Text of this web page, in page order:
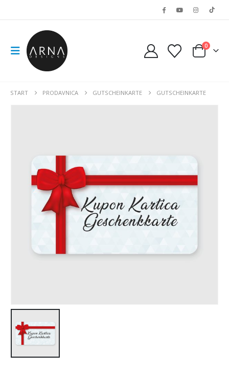
0
START PRODAVNICA GUTSCHEINKARTE GUTSCHEINKARTE